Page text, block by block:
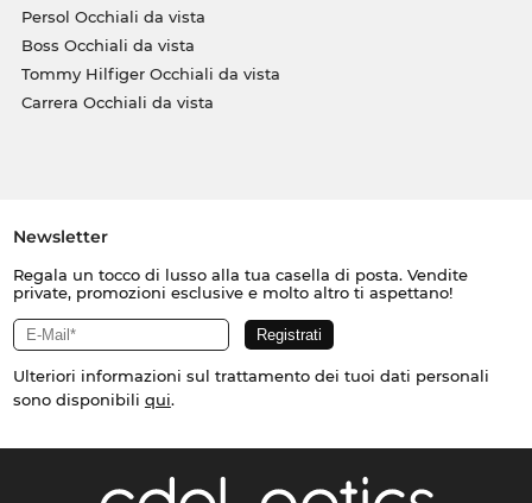
Persol Occhiali da vista
Boss Occhiali da vista
Tommy Hilfiger Occhiali da vista
Carrera Occhiali da vista
Newsletter
Regala un tocco di lusso alla tua casella di posta. Vendite
private, promozioni esclusive e molto altro ti aspettano!
Ulteriori informazioni sul trattamento dei tuoi dati personali
sono disponibili qui.